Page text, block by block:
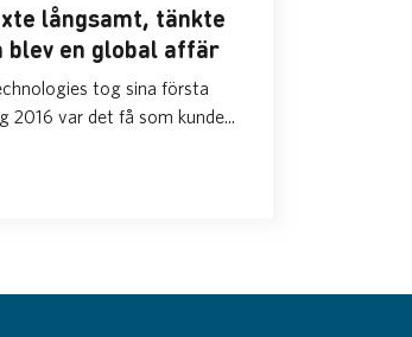
långsamt, tänkte
blev en global affär
tog sina första
2016 var det få som kunde...